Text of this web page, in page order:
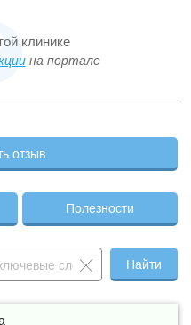
клинике
на портале
отзыв
Полезности
Найти